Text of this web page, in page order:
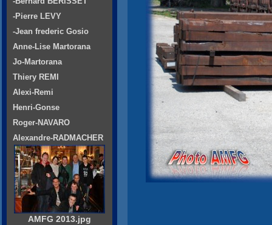
-Pierre LEVY
-Jean frederic Gosio
Anne-Lise Martorana
Jo-Martorana
Thiery REMI
Alexi-Remi
Henri-Gonse
Roger-NAVARO
Alexandre-RADMACHER
AMFG 2013.jpg